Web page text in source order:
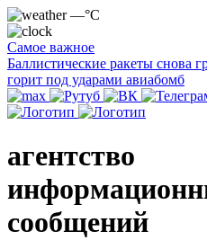
—°C
Самое важное
Баллистические ракеты снова
горит под ударами авиабомб
агентство
сообщений